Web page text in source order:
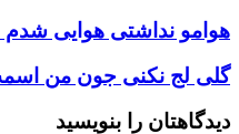
هوامو نداشتی هوایی شدم
گلی لج نکنی جون من
دیدگاهتان را بنویسید